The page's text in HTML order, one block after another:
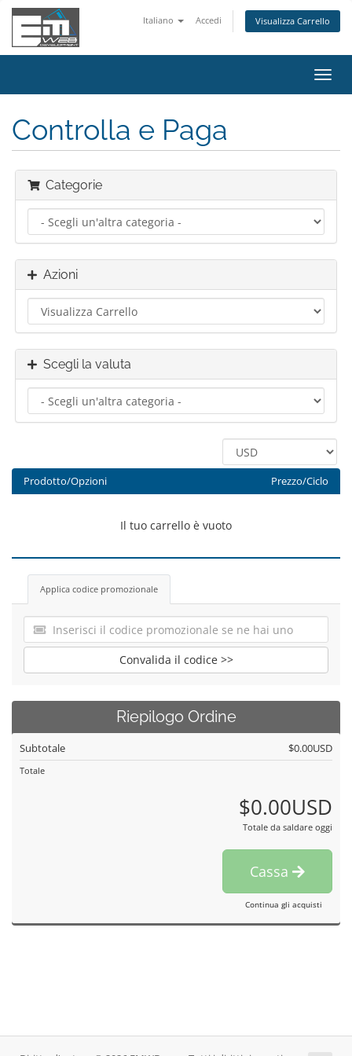
Italiano Accedi Visualizza Carrello
Attiva
Controlla e Paga
Categorie
Azioni
Scegli la valuta
Prodotto/Opzioni Prezzo/Ciclo
Il tuo carrello è vuoto
Applica codice promozionale
Convalida il codice >>
Riepilogo Ordine
Subtotale $0.00USD
Totale
$0.00USD
Totale da saldare oggi
Cassa
Continua gli acquisti